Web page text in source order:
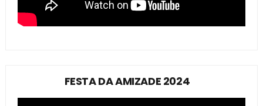
FESTA DA AMIZADE 2024